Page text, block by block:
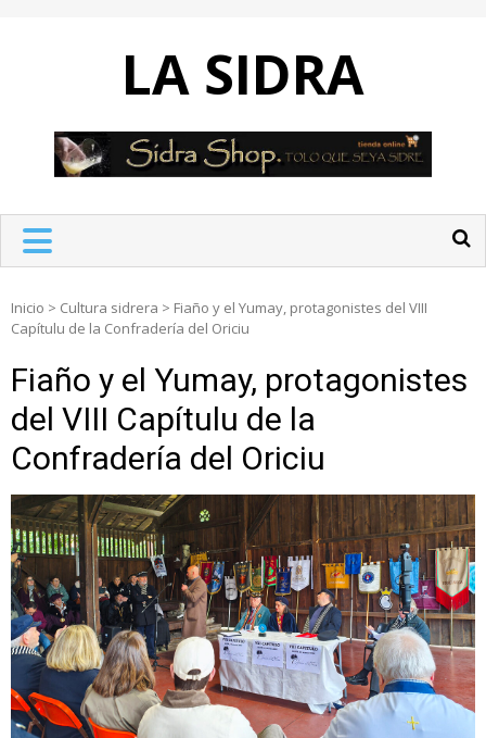
LA SIDRA
Inicio > Cultura sidrera > Fiaño y el Yumay, protagonistes del VIII
Capítulu de la Confradería del Oriciu
Fiaño y el Yumay, protagonistes
del VIII Capítulu de la
Confradería del Oriciu